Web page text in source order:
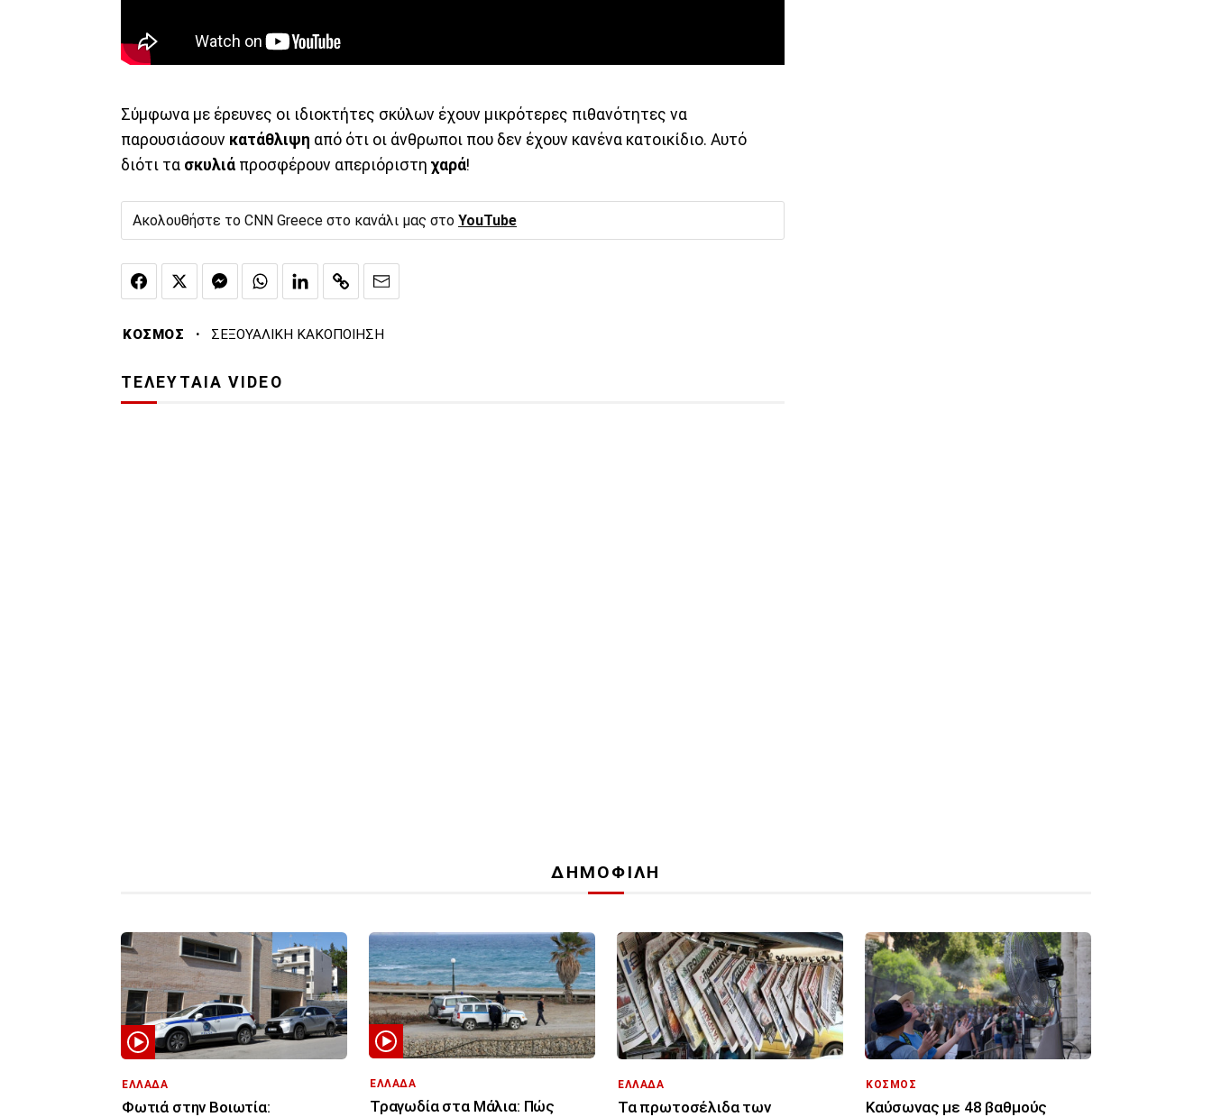
Σύμφωνα με έρευνες οι ιδιοκτήτες σκύλων έχουν μικρότερες πιθανότητες να
παρουσιάσουν κατάθλιψη από ότι οι άνθρωποι που δεν έχουν κανένα κατοικίδιο. Αυτό
διότι τα σκυλιά προσφέρουν απεριόριστη χαρά!
Ακολουθήστε το CNN Greece στο κανάλι μας στο YouTube
ΚΟΣΜΟΣ · ΣΕΞΟΥΑΛΙΚΗ ΚΑΚΟΠΟΙΗΣΗ
ΤΕΛΕΥΤΑΙΑ VIDEO
ΔΗΜΟΦΙΛΗ
ΕΛΛΑΔΑ
Φωτιά στην Βοιωτία:
ΕΛΛΑΔΑ
Τραγωδία στα Μάλια: Πώς
ΕΛΛΑΔΑ
Τα πρωτοσέλιδα των
ΚΟΣΜΟΣ
Καύσωνας με 48 βαθμούς